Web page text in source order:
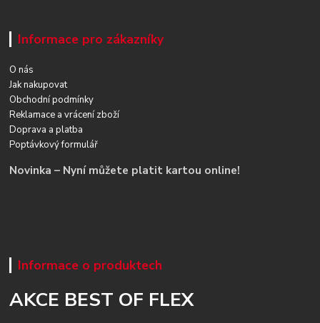
Informace pro zákazníky
O nás
Jak nakupovat
Obchodní podmínky
Reklamace a vrácení zboží
Doprava a platba
Poptávkový formulář
Novinka – Nyní můžete platit kartou online!
Informace o produktech
AKCE BEST OF FLEX